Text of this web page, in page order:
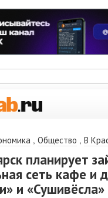
, Общество , В
планирует
сеть кафе и
и «Сушивёсла»